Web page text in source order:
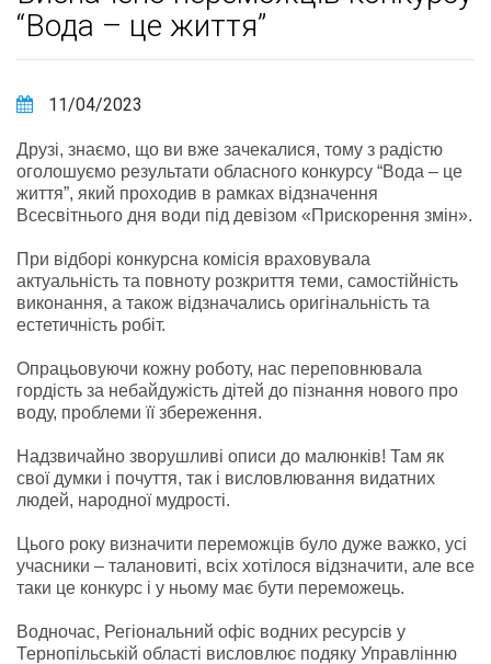
“Вода – це життя”
11/04/2023
Друзі, знаємо, що ви вже зачекалися, тому з радістю
оголошуємо результати обласного конкурсу “Вода – це
життя”, який проходив в рамках відзначення
Всесвітнього дня води під девізом «Прискорення змін».
При відборі конкурсна комісія враховувала
актуальність та повноту розкриття теми, самостійність
виконання, а також відзначались оригінальність та
естетичність робіт.
Опрацьовуючи кожну роботу, нас переповнювала
гордість за небайдужість дітей до пізнання нового про
воду, проблеми її збереження.
Надзвичайно зворушливі описи до малюнків! Там як
свої думки і почуття, так і висловлювання видатних
людей, народної мудрості.
Цього року визначити переможців було дуже важко, усі
учасники – талановиті, всіх хотілося відзначити, але все
таки це конкурс і у ньому має бути переможець.
Водночас, Регіональний офіс водних ресурсів у
Тернопільській області висловлює подяку Управлінню